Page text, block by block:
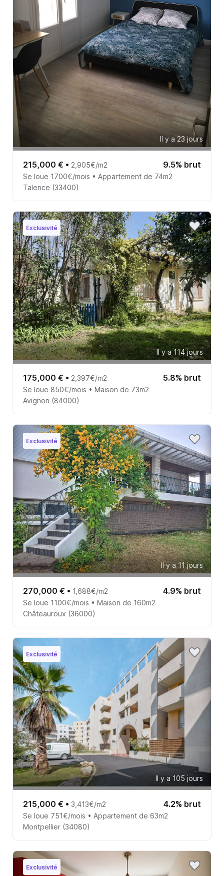
Il y a 23 jours
215,000 € • 2,905€/m2 9.5% brut
Se loue 1700€/mois • Appartement de 74m2
Talence (33400)
Exclusivité
Il y a 114 jours
175,000 € • 2,397€/m2 5.8% brut
Se loue 850€/mois • Maison de 73m2
Avignon (84000)
Exclusivité
Il y a 11 jours
270,000 € • 1,688€/m2 4.9% brut
Se loue 1100€/mois • Maison de 160m2
Châteauroux (36000)
Exclusivité
Il y a 105 jours
215,000 € • 3,413€/m2 4.2% brut
Se loue 751€/mois • Appartement de 63m2
Montpellier (34080)
Exclusivité